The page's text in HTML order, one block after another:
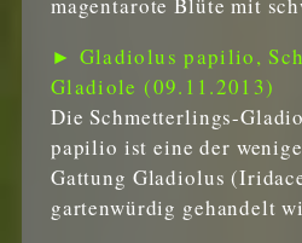
magentarote Blüte mit
► Gladiolus papilio,
Gladiole (09.11.2013)
Die Schmetterlings-
papilio ist eine der
Gattung Gladiolus
gartenwürdig gehandelt